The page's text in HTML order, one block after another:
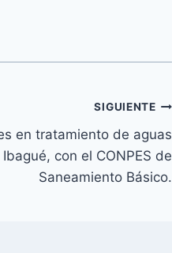
SIGUIENTE
en tratamiento de aguas
con el CONPES de
Saneamiento Básico.